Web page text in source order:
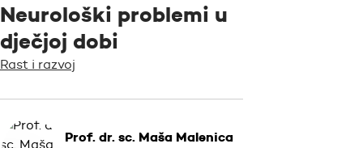
Neurološki problemi u
dječjoj dobi
Rast i razvoj
Prof. dr. sc. Maša Malenica